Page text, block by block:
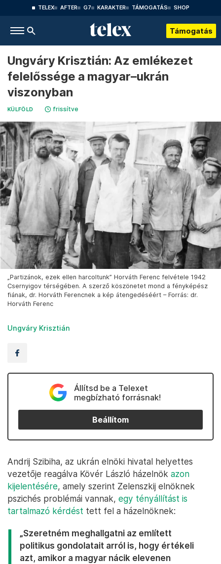
TELEX AFTER G7 KARAKTER TÁMOGATÁS SHOP
Támogatás
Ungváry Krisztián: Az emlékezet
felelőssége a magyar–ukrán
viszonyban
KÜLFÖLD frissítve
„Partizánok, ezek ellen harcoltunk” Horváth Ferenc felvétele 1942
Csernyigov térségében. A szerző köszönetet mond a fényképész
fiának, dr. Horváth Ferencnek a kép átengedéséért – Forrás: dr.
Horváth Ferenc
Ungváry Krisztián
Állítsd be a Telexet
megbízható forrásnak!
Beállítom
Andrij Szibiha, az ukrán elnöki hivatal helyettes
vezetője reagálva Kövér László házelnök azon
kijelentésére, amely szerint Zelenszkij elnöknek
pszichés problémái vannak, egy tényállítást is
tartalmazó kérdést tett fel a házelnöknek:
„Szeretném meghallgatni az említett
politikus gondolatait arról is, hogy értékeli
azt, amikor a magyar nácik elevenen